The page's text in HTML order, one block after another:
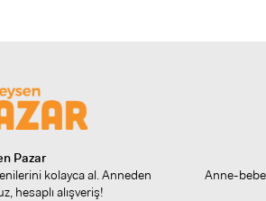
Pazar
kolayca al. Anneden
hesaplı alışveriş!
Anne-